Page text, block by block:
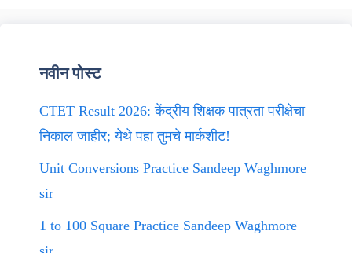
नवीन पोस्ट
CTET Result 2026: केंद्रीय शिक्षक पात्रता परीक्षेचा
निकाल जाहीर; येथे पहा तुमचे मार्कशीट!
Unit Conversions Practice Sandeep Waghmore
sir
1 to 100 Square Practice Sandeep Waghmore